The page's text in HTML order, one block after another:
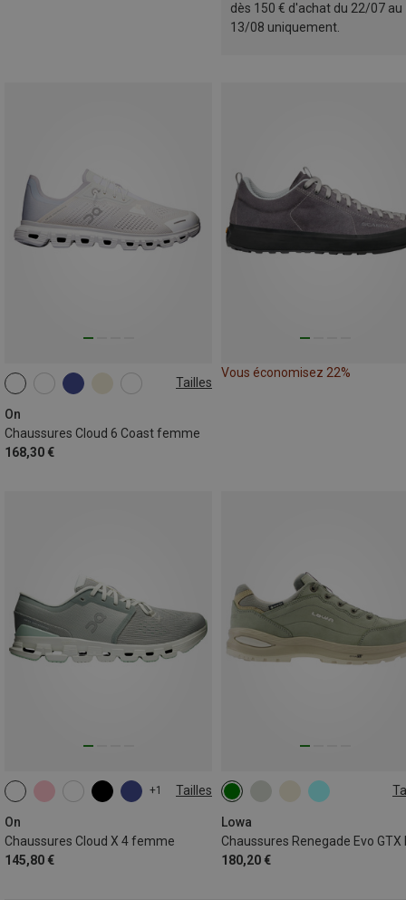
dès 150 € d'achat du 22/07 au
13/08 uniquement.
Tailles
On
Chaussures Cloud 6 Coast femme
168,30 €
Vous économisez 22%
+1 Tailles
On
Chaussures Cloud X 4 femme
145,80 €
Lowa
180,20 €